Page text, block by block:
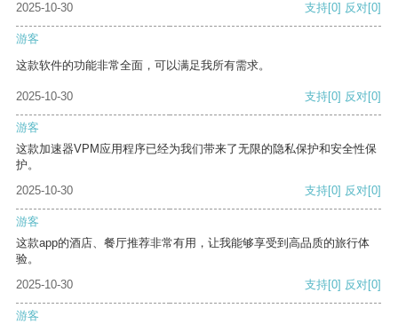
2025-10-30
支持[0] 反对[0]
游客
这款软件的功能非常全面，可以满足我所有需求。
2025-10-30 支持[0] 反对[0]
游客
这款加速器VPM应用程序已经为我们带来了无限的隐私保护和安全性保
护。
2025-10-30
支持[0] 反对[0]
游客
这款app的酒店、餐厅推荐非常有用，让我能够享受到高品质的旅行体
验。
2025-10-30
支持[0] 反对[0]
游客